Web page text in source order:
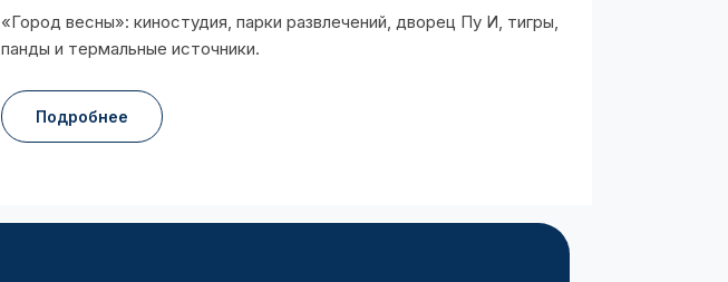
«Город весны»: киностудия, парки развлечений, дворец Пу И, тигры,
панды и термальные источники.
Подробнее